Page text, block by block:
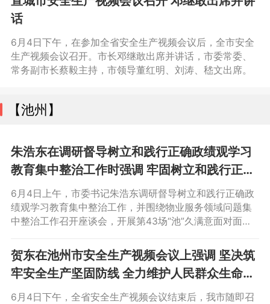
话
6月4日下午，在参加全省安全生产视频会议后，全市安全
生产视频会议召开。市长邓继敢出席并讲话，市委常委、
常务副市长蔡毅主持，市领导董红明、刘涛、嵇文出席。
【池州】
朱浩东在调研督导树立和践行正确政绩观学习
教育集中整治工作时强调 牢固树立和践行正确
政绩观 以整改整治成效促发展惠民生
6月4日上午，市委书记朱浩东调研督导树立和践行正确政
绩观学习教育集中整治工作，并围绕物业服务领域问题集
中整治工作召开座谈会，开展第43场“池”久满意面对面活
行正确政绩观的重要论述，刀刃向内抓好突出问题整改，
以整改整治成效促发展惠民生。副市长胡军保参加。
贺东在池州市安全生产视频会议上强调 坚决筑
牢安全生产坚固防线 全力维护人民群众生命财
产安全和社会大局和谐稳定
6月4日下午，全省安全生产视频会议结束后，我市随即召